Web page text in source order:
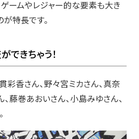
ゲームやレジャー的な要素も大き
が特長です。
できちゃう！
彩香さん、野々宮ミカさん、真奈
、藤巻あおいさん、小島みゆさん、